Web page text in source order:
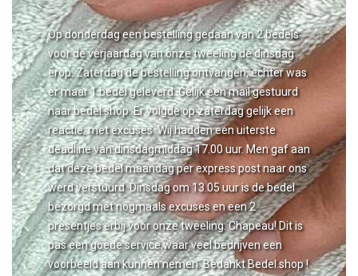
Op donderdag een bestelling gedaan van 2 bedels
voor de verjaardag van onze tweeling de dinsdag
erop. Zaterdag de bestelling ontvangen, echter was
er maar 1 bedel geleverd. Gelijk een mail gestuurd
naar bedel.shop. Er volgde op zaterdag gelijk een
reactie, met excuses. Wij hadden een uiterste
deadline van dinsdagmiddag 17.00 uur. Men gaf aan
dat deze bedel maandag per express post naar ons
werd verstuurd. Dinsdag om 13.05 uur is de bedel
bezorgd met nogmaals excuses en een 2
presentjes erbij voor onze tweeling. Chapeau! Dit is
pas een goede service waar veel bedrijven een
voorbeeld aan kunnen nemen. Bedankt Bedel.shop !